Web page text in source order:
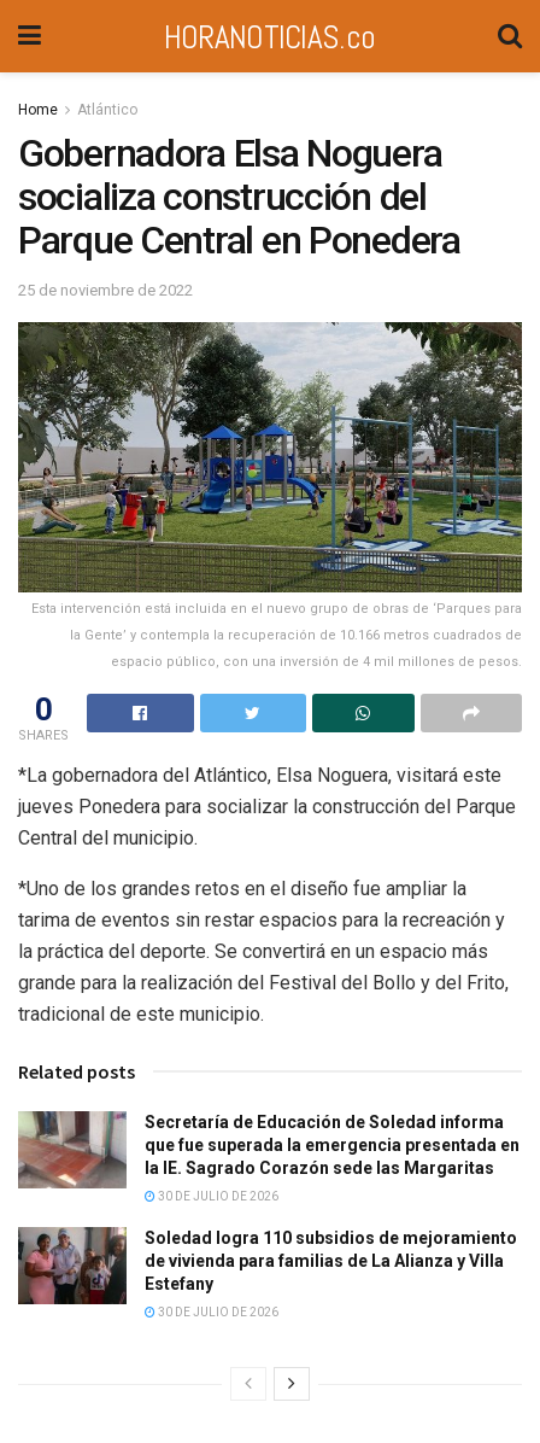
HORANOTICIAS.co
Home Atlántico
Gobernadora Elsa Noguera
socializa construcción del
Parque Central en Ponedera
25 de noviembre de 2022
Esta intervención está incluida en el nuevo grupo de obras de ‘Parques para
la Gente’ y contempla la recuperación de 10.166 metros cuadrados de
espacio público, con una inversión de 4 mil millones de pesos.
0
SHARES
*La gobernadora del Atlántico, Elsa Noguera, visitará este
jueves Ponedera para socializar la construcción del Parque
Central del municipio.
*Uno de los grandes retos en el diseño fue ampliar la
tarima de eventos sin restar espacios para la recreación y
la práctica del deporte. Se convertirá en un espacio más
grande para la realización del Festival del Bollo y del Frito,
tradicional de este municipio.
Related posts
Secretaría de Educación de Soledad informa
que fue superada la emergencia presentada en
la IE. Sagrado Corazón sede las Margaritas
30 DE JULIO DE 2026
Soledad logra 110 subsidios de mejoramiento
de vivienda para familias de La Alianza y Villa
Estefany
30 DE JULIO DE 2026